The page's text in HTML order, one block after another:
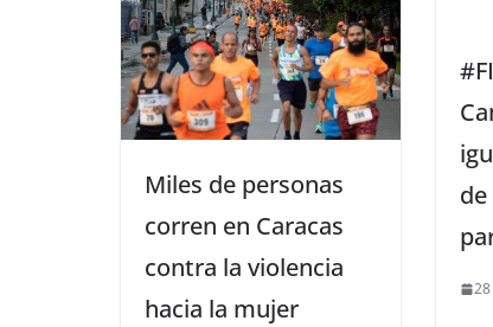
Miles de personas
corren en Caracas
contra la violencia
hacia la mujer